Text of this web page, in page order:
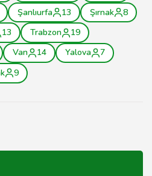
Şanlıurfa 13 Şırnak
8
13 Trabzon
19
Van 14 Yalova
7
9